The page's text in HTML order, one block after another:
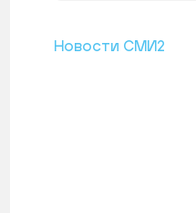
Новости СМИ2